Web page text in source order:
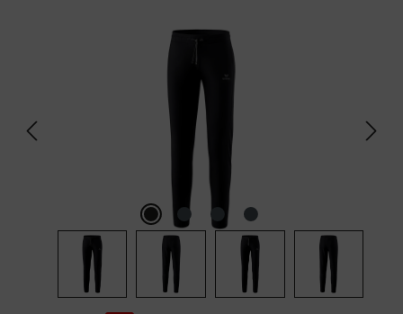
Bildergalerie überspringen